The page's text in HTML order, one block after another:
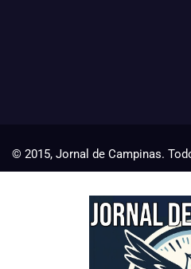
© 2015, Jornal de Campinas.